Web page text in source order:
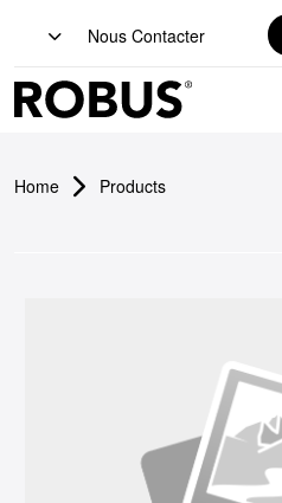
Nous Contacter
Home Products